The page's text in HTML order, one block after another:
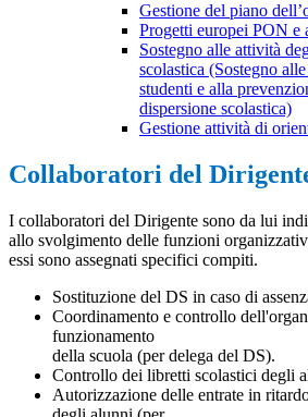
Gestione del piano
Progetti europei PON e
Sostegno alle attività
scolastica (Sostegno
studenti e alla
dispersione scolastica)
Gestione attività di
Collaboratori del
I collaboratori del Dirigente sono da lui
allo svolgimento delle funzioni
essi sono assegnati specifici compiti.
Sostituzione del DS in caso di
Coordinamento e controllo
funzionamento
della scuola (per delega del DS).
Controllo dei libretti scolastici degli
Autorizzazione delle entrate in